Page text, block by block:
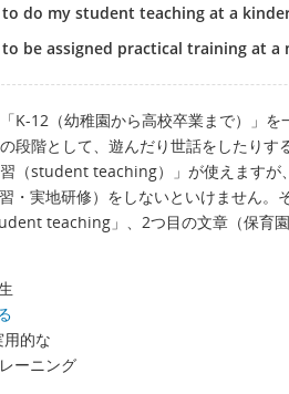
to do my student teaching at a
be assigned practical training at a
K-12（幼稚園から高校卒業まで）」
段階として、遊んだり世話をしたり
（student teaching）」が使えます
・実地研修）をしないといけません。
teaching」、2つ目の文章（保育
的な
ーニング